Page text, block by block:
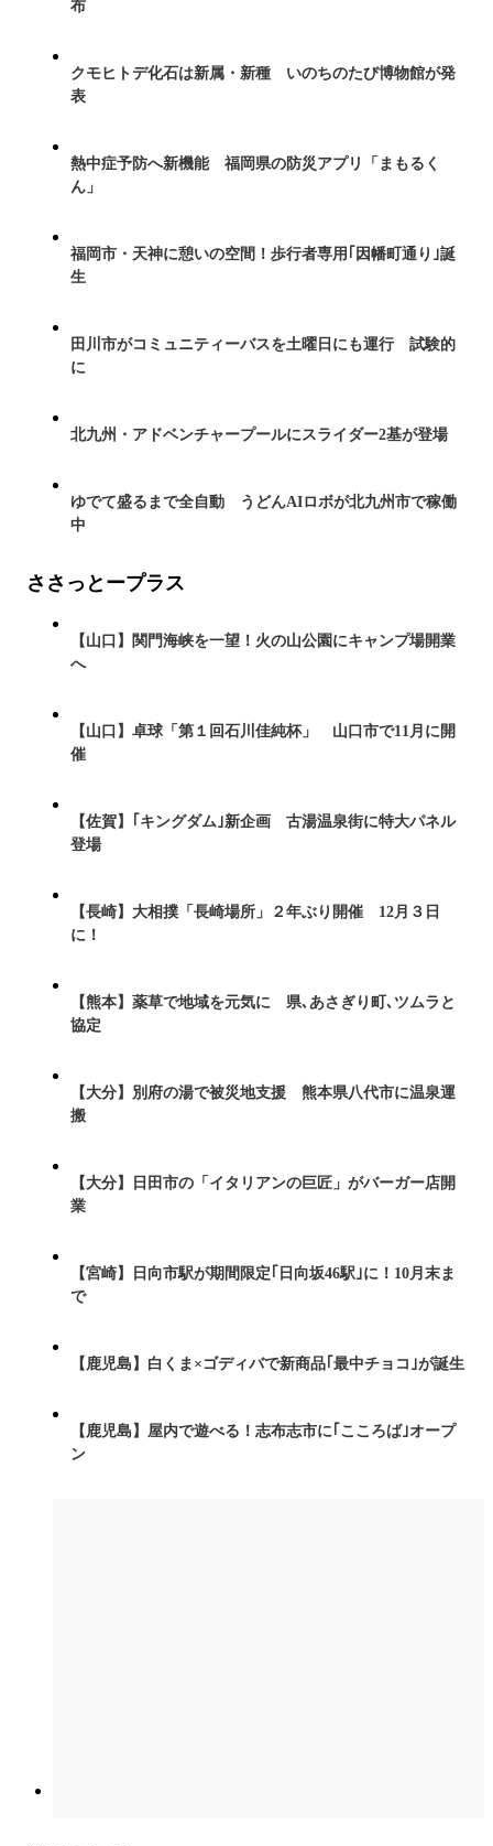
布
クモヒトデ化石は新属・新種 いのちのたび博物館が発
表
熱中症予防へ新機能 福岡県の防災アプリ「まもるく
ん」
福岡市・天神に憩いの空間！歩行者専用｢因幡町通り｣誕
生
田川市がコミュニティーバスを土曜日にも運行 試験的
に
北九州・アドベンチャープールにスライダー2基が登場
ゆでて盛るまで全自動 うどんAIロボが北九州市で稼働
中
ささっとープラス
【山口】関門海峡を一望！火の山公園にキャンプ場開業
へ
【山口】卓球「第１回石川佳純杯」 山口市で11月に開
催
【佐賀】｢キングダム｣新企画 古湯温泉街に特大パネル
登場
【長崎】大相撲「長崎場所」２年ぶり開催 12月３日
に！
【熊本】薬草で地域を元気に 県､あさぎり町､ツムラと
協定
【大分】別府の湯で被災地支援 熊本県八代市に温泉運
搬
【大分】日田市の「イタリアンの巨匠」がバーガー店開
業
【宮崎】日向市駅が期間限定｢日向坂46駅｣に！10月末ま
で
【鹿児島】白くま×ゴディバで新商品｢最中チョコ｣が誕生
【鹿児島】屋内で遊べる！志布志市に｢こころば｣オープ
ン